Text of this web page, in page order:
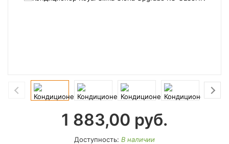
1 883,00 руб.
Доступность: В наличии